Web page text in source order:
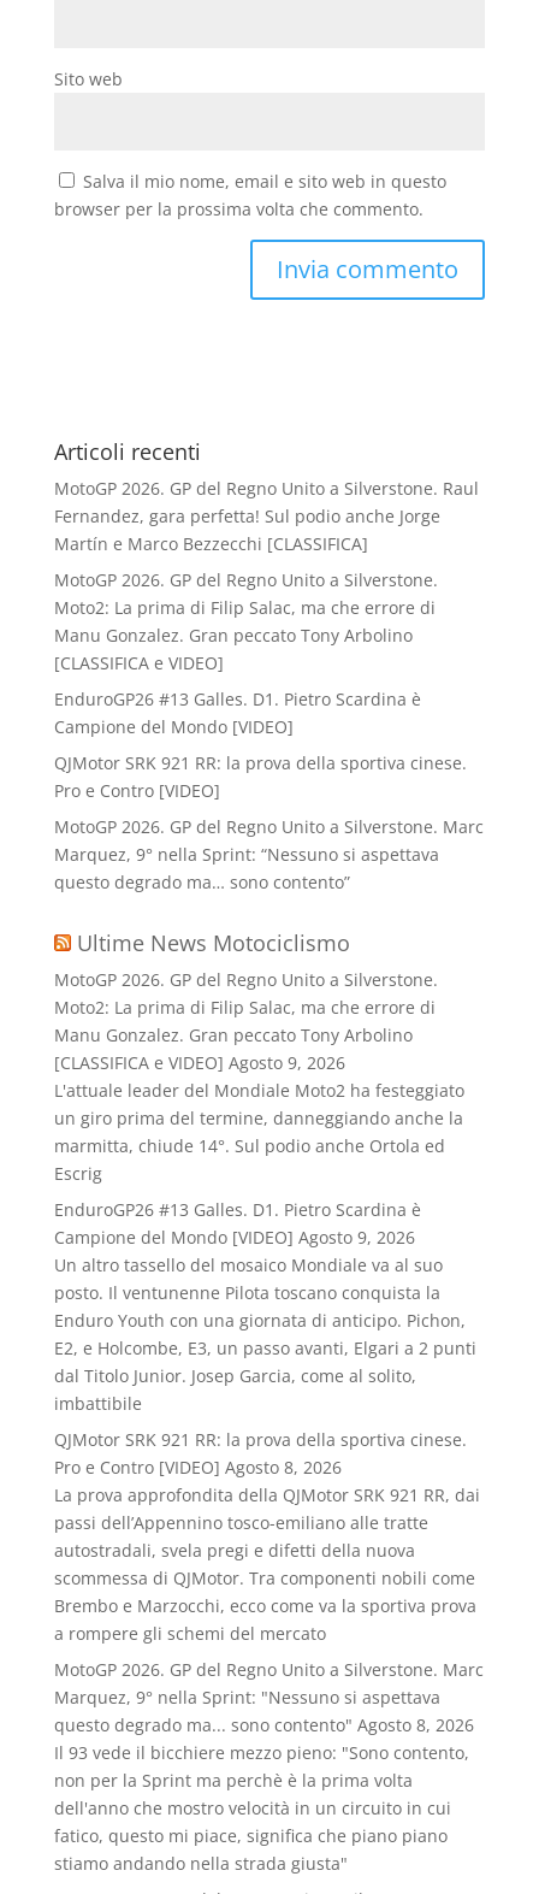
Sito web
Salva il mio nome, email e sito web in questo
browser per la prossima volta che commento.
Articoli recenti
MotoGP 2026. GP del Regno Unito a Silverstone. Raul
Fernandez, gara perfetta! Sul podio anche Jorge
Martín e Marco Bezzecchi [CLASSIFICA]
MotoGP 2026. GP del Regno Unito a Silverstone.
Moto2: La prima di Filip Salac, ma che errore di
Manu Gonzalez. Gran peccato Tony Arbolino
[CLASSIFICA e VIDEO]
EnduroGP26 #13 Galles. D1. Pietro Scardina è
Campione del Mondo [VIDEO]
QJMotor SRK 921 RR: la prova della sportiva cinese.
Pro e Contro [VIDEO]
MotoGP 2026. GP del Regno Unito a Silverstone. Marc
Marquez, 9° nella Sprint: “Nessuno si aspettava
questo degrado ma… sono contento”
Ultime News Motociclismo
MotoGP 2026. GP del Regno Unito a Silverstone.
Moto2: La prima di Filip Salac, ma che errore di
Manu Gonzalez. Gran peccato Tony Arbolino
[CLASSIFICA e VIDEO] Agosto 9, 2026
L'attuale leader del Mondiale Moto2 ha festeggiato
un giro prima del termine, danneggiando anche la
marmitta, chiude 14°. Sul podio anche Ortola ed
Escrig
EnduroGP26 #13 Galles. D1. Pietro Scardina è
Campione del Mondo [VIDEO] Agosto 9, 2026
Un altro tassello del mosaico Mondiale va al suo
posto. Il ventunenne Pilota toscano conquista la
Enduro Youth con una giornata di anticipo. Pichon,
E2, e Holcombe, E3, un passo avanti, Elgari a 2 punti
dal Titolo Junior. Josep Garcia, come al solito,
imbattibile
QJMotor SRK 921 RR: la prova della sportiva cinese.
Pro e Contro [VIDEO] Agosto 8, 2026
La prova approfondita della QJMotor SRK 921 RR, dai
passi dell’Appennino tosco-emiliano alle tratte
autostradali, svela pregi e difetti della nuova
scommessa di QJMotor. Tra componenti nobili come
Brembo e Marzocchi, ecco come va la sportiva prova
a rompere gli schemi del mercato
MotoGP 2026. GP del Regno Unito a Silverstone. Marc
Marquez, 9° nella Sprint: "Nessuno si aspettava
questo degrado ma... sono contento" Agosto 8, 2026
Il 93 vede il bicchiere mezzo pieno: "Sono contento,
non per la Sprint ma perchè è la prima volta
dell'anno che mostro velocità in un circuito in cui
fatico, questo mi piace, significa che piano piano
stiamo andando nella strada giusta"